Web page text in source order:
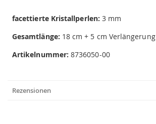
facettierte Kristallperlen: 3 mm
Gesamtlänge: 18 cm + 5 cm Verlängerung
Artikelnummer:8736050-00
Rezensionen